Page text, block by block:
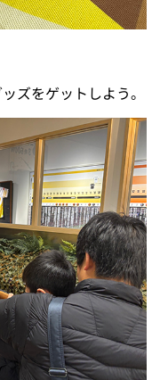
ズをゲットしよう。